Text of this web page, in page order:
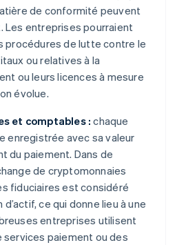
de conformité peuvent
Les entreprises pourraient
procédures de lutte contre le
ou relatives à la
ou leurs licences à mesure
évolue.
et comptables : chaque
enregistrée avec sa valeur
du paiement. Dans de
de cryptomonnaies
fiduciaires est considéré
ce qui donne lieu à une
entreprises utilisent
paiement ou des